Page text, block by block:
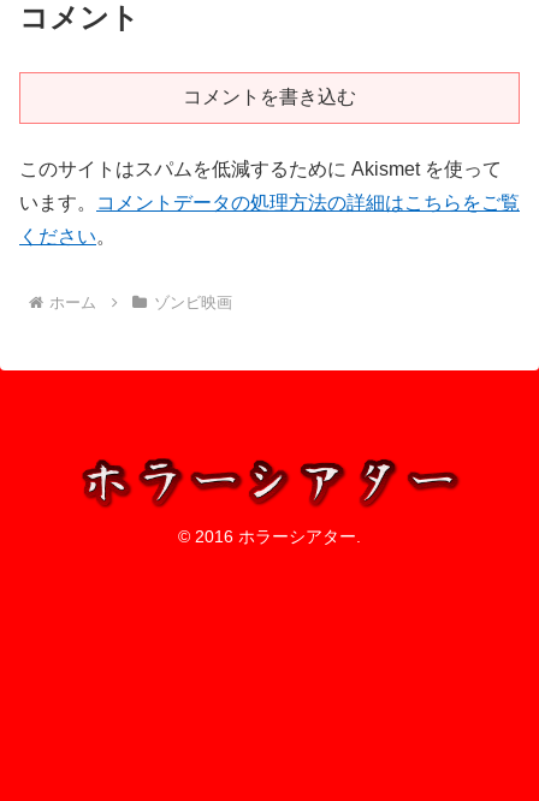
コメント
コメントを書き込む
このサイトはスパムを低減するために Akismet を使って
います。
コメントデータの処理方法の詳細はこちらをご覧
ください。
ホーム ゾンビ映画
© 2016 ホラーシアター.